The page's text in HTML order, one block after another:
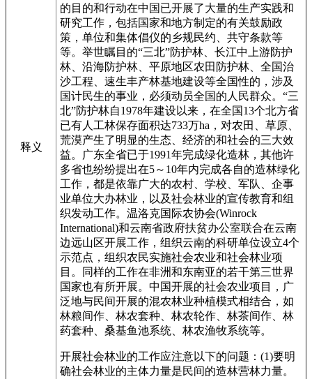
释义
的目的和行动在中国已开展了大量的生产实践和
研究工作，包括国家和地方制定的有关鼓励政
策，单位和集体倡仪的乡规民约、共守条款等
等。举世瞩目的“三北”防护林、长江中上游防护
林、沿海防护林、平原地区农田防护林、全国治
沙工程、速生丰产林基地建设等全国性的，涉及
国计民生的事业，必须动员全国的人民群众。“三
北”防护林自1978年建设以来，在全国13个北方省
已有人工林保存面积达733万ha，对农田、草原、
荒漠产生了明显的生态、经济的和社会的三大效
益。广东全省已于1991年完成绿化造林，其他许
多省也纷纷提出在5～10年内完成各自的造林绿化
工作，都是依靠广大的农村、学校、军队、企事
业单位大办林业，以及社会林业的宣传教育和组
织发动工作。温洛克国际农协会(Winrock
International)和云南省政府扶贫办公室联合在云南
边远山区开展工作，组织云南的科研单位设立4个
示范点，组织农民实施社会农业和社会林业项
目。同样的工作在非洲和东南亚的若干第三世界
国家也有所开展。中国开展的社会农业项目，广
泛地与民间开展的混农林业种植模式相结合，如
林粮间作、林农套种、林农轮作、林茶间作、林
药套种、桑基鱼池系统、林农渔牧系统等。
开展社会林业的工作应注意以下的问题：(1)要明
确社会林业的主体力量是民间的造林营林力量。